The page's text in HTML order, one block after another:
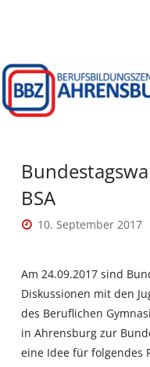
BZ
A
HR
B
R
BSA
10. September 2017
Am 24.09.2017 sind
Diskussionen mit den
des Beruflichen
in Ahrensburg zur
eine Idee für folgendes